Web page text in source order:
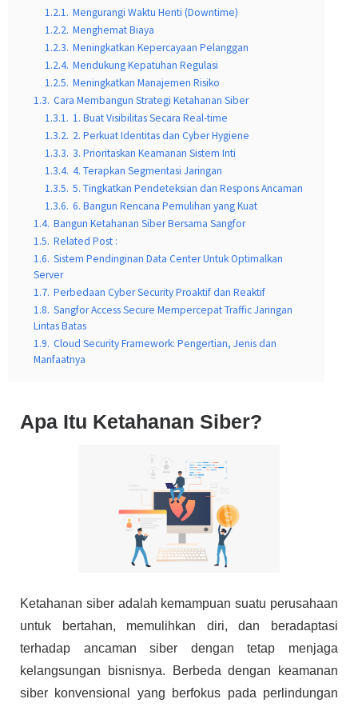
1.2.1. Mengurangi Waktu Henti (Downtime)
1.2.2. Menghemat Biaya
1.2.3. Meningkatkan Kepercayaan Pelanggan
1.2.4. Mendukung Kepatuhan Regulasi
1.2.5. Meningkatkan Manajemen Risiko
1.3. Cara Membangun Strategi Ketahanan Siber
1.3.1. 1. Buat Visibilitas Secara Real-time
1.3.2. 2. Perkuat Identitas dan Cyber Hygiene
1.3.3. 3. Prioritaskan Keamanan Sistem Inti
1.3.4. 4. Terapkan Segmentasi Jaringan
1.3.5. 5. Tingkatkan Pendeteksian dan Respons Ancaman
1.3.6. 6. Bangun Rencana Pemulihan yang Kuat
1.4. Bangun Ketahanan Siber Bersama Sangfor
1.5. Related Post :
1.6. Sistem Pendinginan Data Center Untuk Optimalkan
Server
1.7. Perbedaan Cyber Security Proaktif dan Reaktif
1.8. Sangfor Access Secure Mempercepat Traffic Jaringan
Lintas Batas
1.9. Cloud Security Framework: Pengertian, Jenis dan
Manfaatnya
Apa Itu Ketahanan Siber?
Ketahanan siber adalah kemampuan suatu perusahaan
untuk bertahan, memulihkan diri, dan beradaptasi
terhadap ancaman siber dengan tetap menjaga
kelangsungan bisnisnya. Berbeda dengan keamanan
siber konvensional yang berfokus pada perlindungan